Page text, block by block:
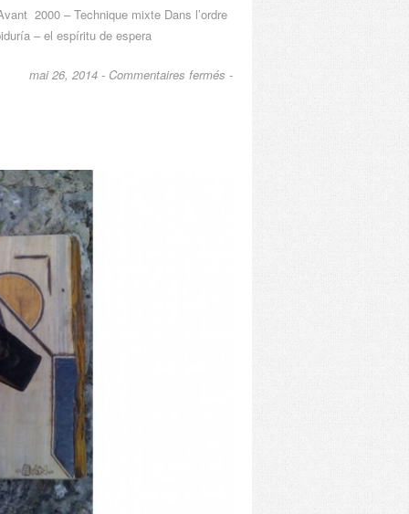
2000 – Technique mixte Dans l’ordre
– el espíritu de espera
mai 26, 2014 - Commentaires fermés sur-